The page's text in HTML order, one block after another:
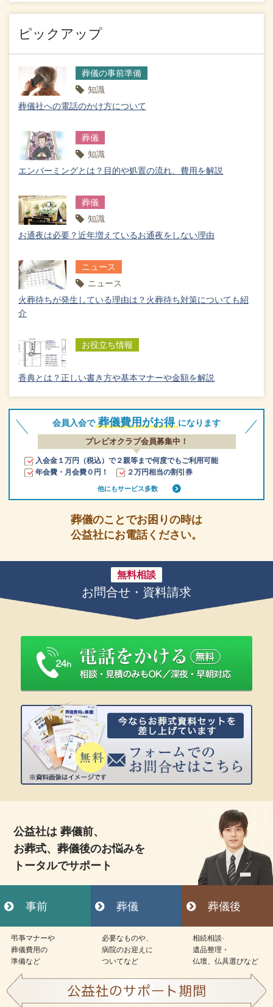
ピックアップ
葬儀の事前準備
知識
葬儀社への電話のかけ方について
葬儀
知識
エンバーミングとは？目的や処置の流れ、費用を解説
葬儀
知識
お通夜は必要？近年増えているお通夜をしない理由
ニュース
ニュース
火葬待ちが発生している理由は？火葬待ち対策についても紹
介
お役立ち情報
香典とは？正しい書き方や基本マナーや金額を解説
会員入会で 葬儀費用がお得 になります
プレビオクラブ会員募集中！
入会金１万円（税込）で２親等まで何度でもご利用可能
年会費・月会費０円！
２万円相当の割引券
他にもサービス多数
葬儀のことでお困りの時は
公益社にお電話ください。
無料相談
お問合せ・資料請求
公益社は 葬儀前、
お葬式、葬儀後のお悩みを
トータルでサポート
事前 葬儀 葬儀後
弔亊マナーや
葬儀費用の
準備など
必要なものや、
病院のお迎えに
ついてなど
相続相談·
遺品整理・
仏壇、仏具選びなど